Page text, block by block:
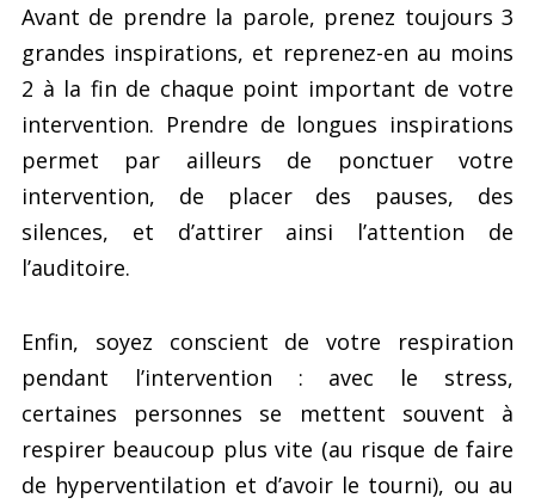
Avant de prendre la parole, prenez toujours 3
grandes inspirations, et reprenez-en au moins
2 à la fin de chaque point important de votre
intervention. Prendre de longues inspirations
permet par ailleurs de ponctuer votre
intervention, de placer des pauses, des
silences, et d’attirer ainsi l’attention de
l’auditoire.
Enfin, soyez conscient de votre respiration
pendant l’intervention : avec le stress,
certaines personnes se mettent souvent à
respirer beaucoup plus vite (au risque de faire
de hyperventilation et d’avoir le tourni), ou au